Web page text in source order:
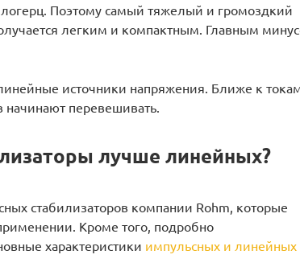
Поэтому самый тяжелый и громоздкий
легким и компактным. Главным
источники напряжения. Ближе к
перевешивать.
лучше линейных?
стабилизаторов компании Rohm, которые
Кроме того, подробно
характеристики импульсных и линейных